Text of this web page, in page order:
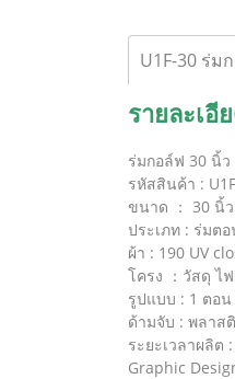
U1F-30 ร่ม
รายละเอี
ร่มกอล์ฟ 30 นิ้
รหัสสินค้า :
ขนาด ： 30 นิ้ว
ประเภท : ร่มตอ
ผ้า : 190 UV
โครง ：วัสดุ ไ
รูปแบบ : 1 ตอน
ด้ามจับ : พลาส
ระยะเวลาผลิต
Graphic